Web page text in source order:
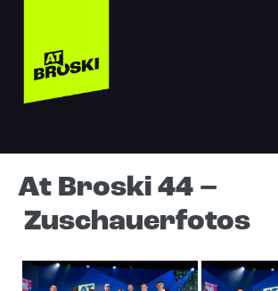
At Broski 44 –
Zuschauerfotos